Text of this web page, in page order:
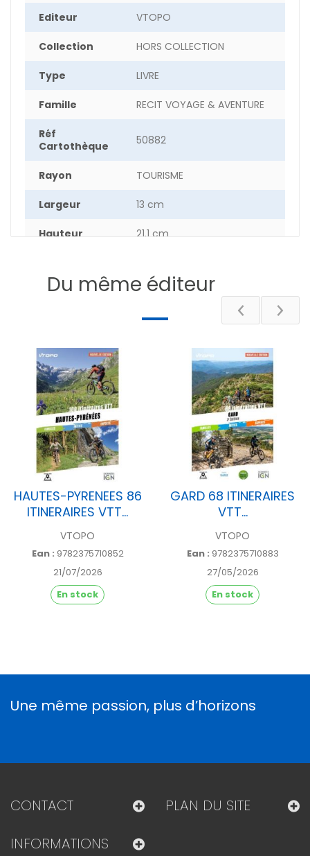
Editeur VTOPO
Collection HORS COLLECTION
Type LIVRE
Famille RECIT VOYAGE & AVENTURE
Réf
Cartothèque
50882
Rayon TOURISME
Largeur 13 cm
Hauteur 21.1 cm
Poids 24.7 g
DESCRIPTIF
Du même éditeur
HAUTES-PYRENEES 86
ITINERAIRES VTT...
VTOPO
Ean : 9782375710852
21/07/2026
En stock
GARD 68 ITINERAIRES
VTT...
VTOPO
Ean : 9782375710883
27/05/2026
En stock
Une même passion, plus d’horizons
CONTACT
PLAN DU SITE
INFORMATIONS